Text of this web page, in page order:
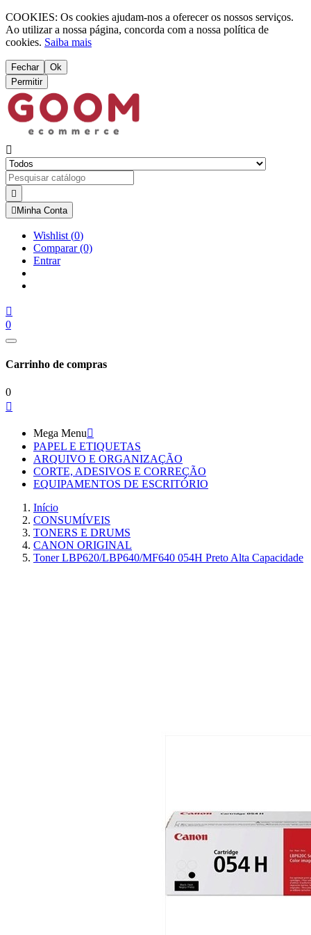
COOKIES: Os cookies ajudam-nos a oferecer os nossos serviços.
Ao utilizar a nossa página, concorda com a nossa política de
cookies. Saiba mais
Fechar
Ok
Permitir


 Minha Conta
Wishlist (0)
Comparar(0)
Entrar

0
Carrinho de compras
0

Mega Menu
PAPEL E ETIQUETAS
ARQUIVO E ORGANIZAÇÃO
CORTE, ADESIVOS E CORREÇÃO
EQUIPAMENTOS DE ESCRITÓRIO
Início
CONSUMÍVEIS
TONERS E DRUMS
CANON ORIGINAL
Toner LBP620/LBP640/MF640 054H Preto Alta Capacidade